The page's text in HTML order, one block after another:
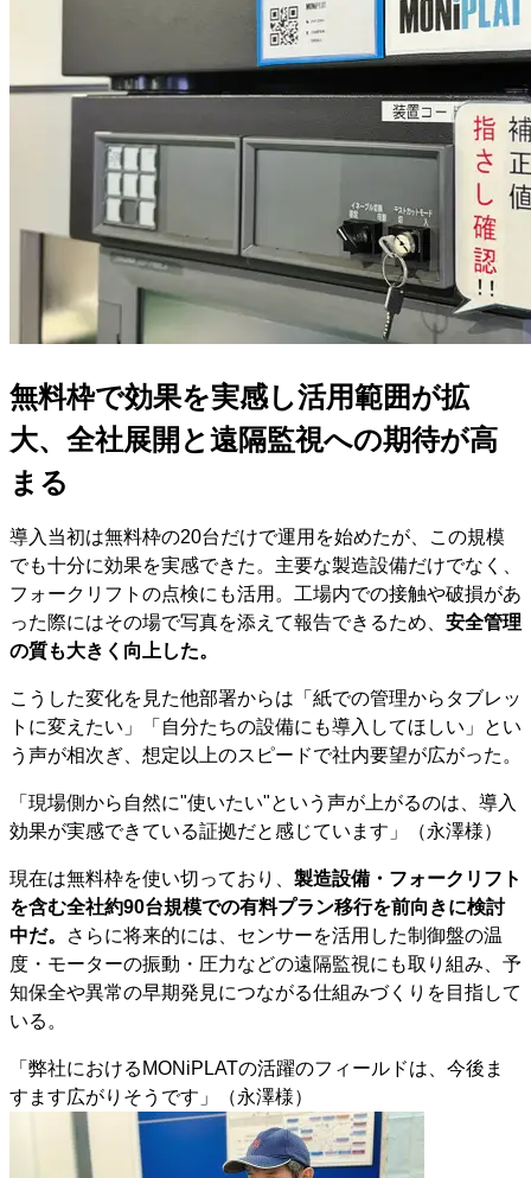
無料枠で効果を実感し活用範囲が拡
大、全社展開と遠隔監視への期待が高
まる
導入当初は無料枠の20台だけで運用を始めたが、この規模
でも十分に効果を実感できた。主要な製造設備だけでなく、
フォークリフトの点検にも活用。工場内での接触や破損があ
った際にはその場で写真を添えて報告できるため、 安全管理
の質も大きく向上した。
こうした変化を見た他部署からは「紙での管理からタブレッ
トに変えたい」「自分たちの設備にも導入してほしい」とい
う声が相次ぎ、想定以上のスピードで社内要望が広がった。
「現場側から自然に"使いたい"という声が上がるのは、導入
効果が実感できている証拠だと感じています」（永澤様）
現在は無料枠を使い切っており、 製造設備・フォークリフト
を含む全社約90台規模での有料プラン移行を前向きに検討
中だ。
さらに将来的には、センサーを活用した制御盤の温
度・モーターの振動・圧力などの遠隔監視にも取り組み、予
知保全や異常の早期発見につながる仕組みづくりを目指して
いる。
「弊社におけるMONiPLATの活躍のフィールドは、今後ま
すます広がりそうです」（永澤様）